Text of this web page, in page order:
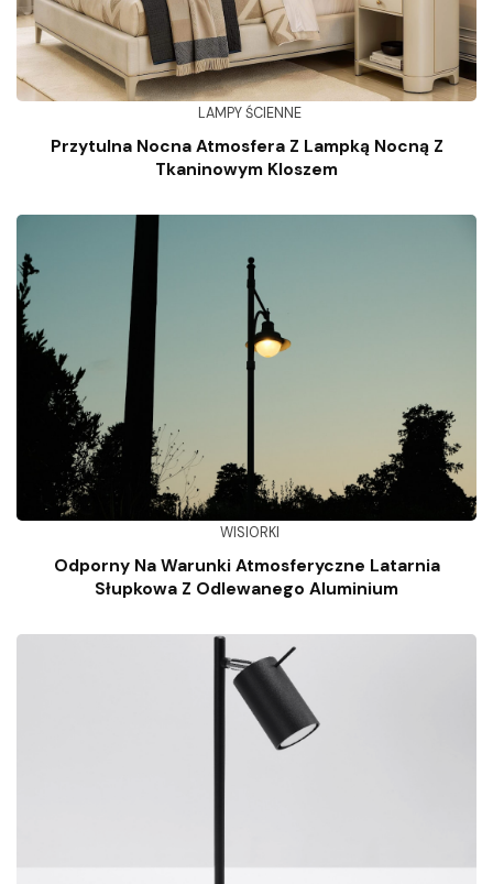
LAMPY ŚCIENNE
Przytulna Nocna Atmosfera Z Lampką Nocną Z
Tkaninowym Kloszem
WISIORKI
Odporny Na Warunki Atmosferyczne Latarnia
Słupkowa Z Odlewanego Aluminium